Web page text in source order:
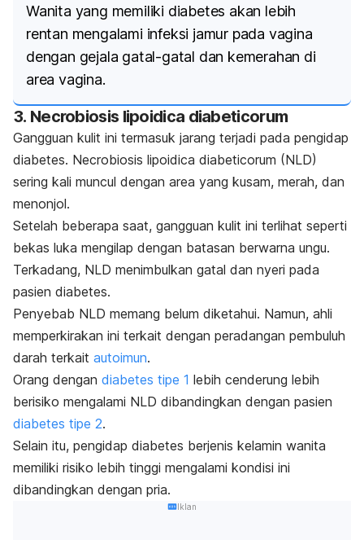
Wanita yang memiliki diabetes akan lebih
rentan mengalami infeksi jamur pada vagina
dengan gejala gatal-gatal dan kemerahan di
area vagina.
3. Necrobiosis lipoidica diabeticorum
Gangguan kulit ini termasuk jarang terjadi pada pengidap
diabetes. Necrobiosis lipoidica diabeticorum (NLD)
sering kali muncul dengan area yang kusam, merah, dan
menonjol.
Setelah beberapa saat, gangguan kulit ini terlihat seperti
bekas luka mengilap dengan batasan berwarna ungu.
Terkadang, NLD menimbulkan gatal dan nyeri pada
pasien diabetes.
Penyebab NLD memang belum diketahui. Namun, ahli
memperkirakan ini terkait dengan peradangan pembuluh
darah terkait autoimun.
Orang dengan diabetes tipe 1 lebih cenderung lebih
berisiko mengalami NLD dibandingkan dengan pasien
diabetes tipe 2.
Selain itu, pengidap diabetes berjenis kelamin wanita
memiliki risiko lebih tinggi mengalami kondisi ini
dibandingkan dengan pria.
Iklan